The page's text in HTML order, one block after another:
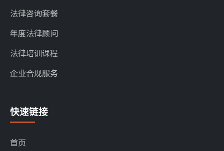
法律咨询套餐
年度法律顾问
法律培训课程
企业合规服务
快速链接
首页